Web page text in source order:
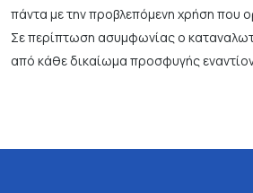
πάντα με την προβλεπόμενη χρήση που
Σε περίπτωση ασυμφωνίας ο
από κάθε δικαίωμα προσφυγής